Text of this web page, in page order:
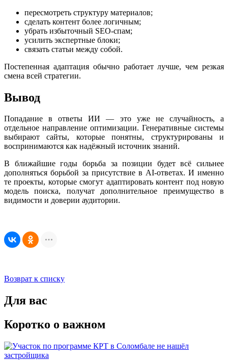
пересмотреть структуру материалов;
сделать контент более логичным;
убрать избыточный SEO-спам;
усилить экспертные блоки;
связать статьи между собой.
Постепенная адаптация обычно работает лучше, чем резкая
смена всей стратегии.
Вывод
Попадание в ответы ИИ — это уже не случайность, а
отдельное направление оптимизации. Генеративные системы
выбирают сайты, которые понятны, структурированы и
воспринимаются как надёжный источник знаний.
В ближайшие годы борьба за позиции будет всё сильнее
дополняться борьбой за присутствие в AI-ответах. И именно
те проекты, которые смогут адаптировать контент под новую
модель поиска, получат дополнительное преимущество в
видимости и доверии аудитории.
Возврат к списку
Для вас
Коротко о важном